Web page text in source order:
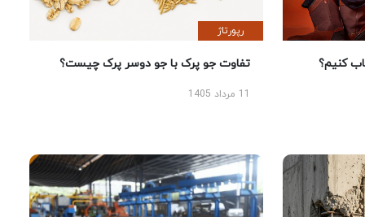
کنیم؟
رپورتاژ
تفاوت جو پرک با جو دوسر پرک چیست؟